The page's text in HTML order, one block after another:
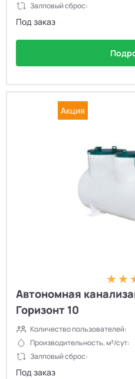
Залповый сброс:
Под заказ
Акция
Автономная
Горизонт 10
Количество пользователей:
Производительность, м³/сут:
Залповый сброс:
Под заказ